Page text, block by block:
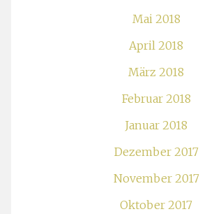
Mai 2018
April 2018
März 2018
Februar 2018
Januar 2018
Dezember 2017
November 2017
Oktober 2017